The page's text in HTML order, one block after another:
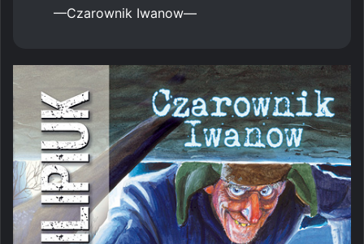
—Czarownik Iwanow—